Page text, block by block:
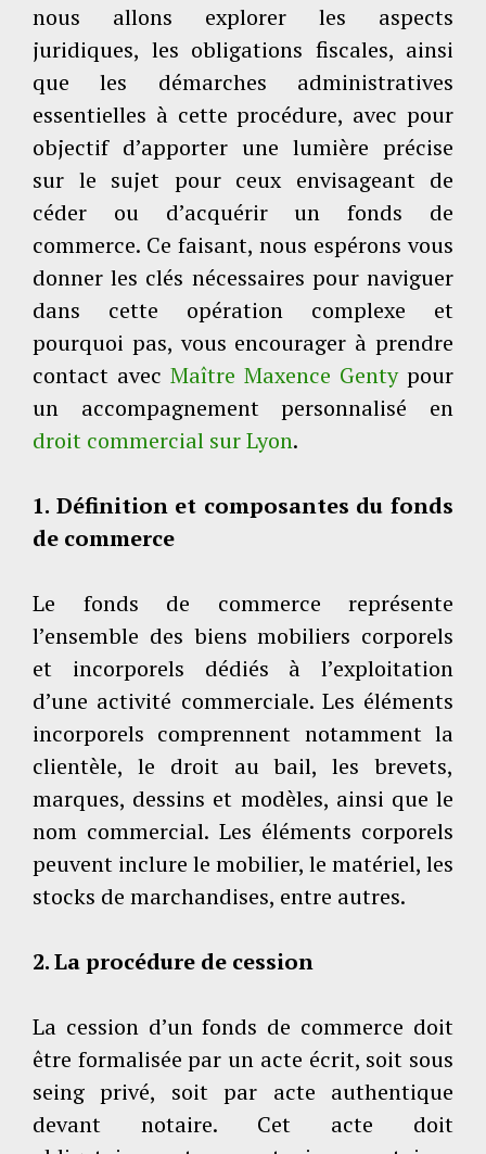
nous allons explorer les aspects
juridiques, les obligations fiscales, ainsi
que les démarches administratives
essentielles à cette procédure, avec pour
objectif d’apporter une lumière précise
sur le sujet pour ceux envisageant de
céder ou d’acquérir un fonds de
commerce. Ce faisant, nous espérons vous
donner les clés nécessaires pour naviguer
dans cette opération complexe et
pourquoi pas, vous encourager à prendre
contact avec Maître Maxence Gentypour
un accompagnement personnalisé en
droit commercial sur Lyon.
1. Définition et composantes du fonds
de commerce
Le fonds de commerce représente
l’ensemble des biens mobiliers corporels
et incorporels dédiés à l’exploitation
d’une activité commerciale. Les éléments
incorporels comprennent notamment la
clientèle, le droit au bail, les brevets,
marques, dessins et modèles, ainsi que le
nom commercial. Les éléments corporels
peuvent inclure le mobilier, le matériel, les
stocks de marchandises, entre autres.
2. La procédure de cession
La cession d’un fonds de commerce doit
être formalisée par un acte écrit, soit sous
seing privé, soit par acte authentique
devant notaire. Cet acte doit